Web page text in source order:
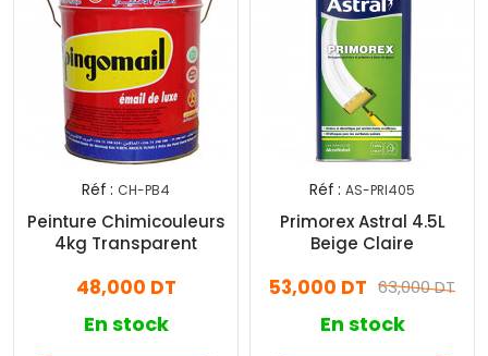
Réf : CH-PB4
Peinture Chimicouleurs
4kg Transparent
48,000 DT
En stock
Réf : AS-PRI405
Primorex Astral 4.5L
Beige Claire
63,000 DT
53,000 DT
En stock